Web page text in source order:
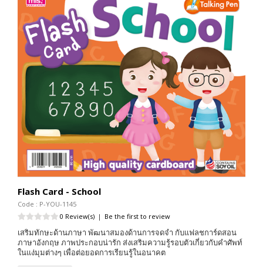
Flash Card - School
Code : P-YOU-1145
0 Review(s) | Be the first to review
เสริมทักษะด้านภาษา พัฒนาสมองด้านการจดจำ กับแฟลชการ์ดสอน
ภาษาอังกฤษ ภาพประกอบน่ารัก ส่งเสริมความรู้รอบตัวเกี่ยวกับคำศัพท์
ในแง่มุมต่างๆ เพื่อต่อยอดการเรียนรู้ในอนาคต